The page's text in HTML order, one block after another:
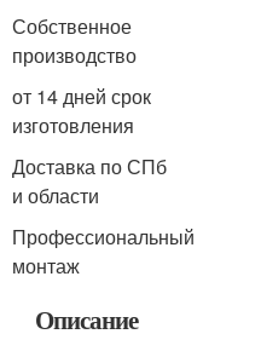
Собственное
производство
от 14 дней срок
изготовления
Доставка по СПб
и области
Профессиональный
монтаж
Описание